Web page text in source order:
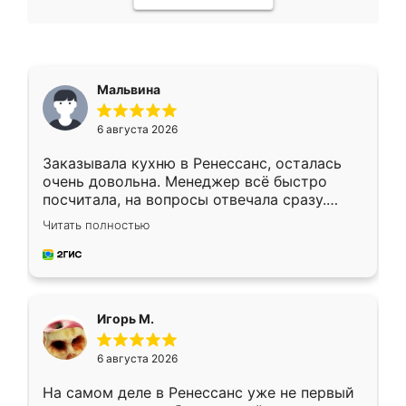
Мальвина
6 августа 2026
Заказывала кухню в Ренессанс, осталась
очень довольна. Менеджер всё быстро
посчитала, на вопросы отвечала сразу.
Замерщик приехал в субботу, подошёл к
делу со всей ответственностью. Собрали
за день, ребята работали аккуратно, даже
Читать полностью
Игорь М.
6 августа 2026
На самом деле в Ренессанс уже не первый